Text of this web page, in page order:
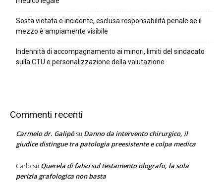
Sosta vietata e incidente, esclusa responsabilità penale se il
mezzo è ampiamente visibile
Indennità di accompagnamento ai minori, limiti del sindacato
sulla CTU e personalizzazione della valutazione
Commenti recenti
Carmelo dr. Galipòsu Danno da intervento chirurgico, il
giudice distingue tra patologia preesistente e colpa medica
Carlo su Querela di falso sul testamento olografo, la sola
perizia grafologica non basta